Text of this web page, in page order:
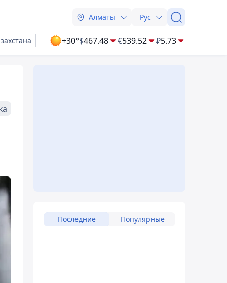
Алматы Рус
+30°$467.48 €539.52 ₽5.73
Последние Популярные